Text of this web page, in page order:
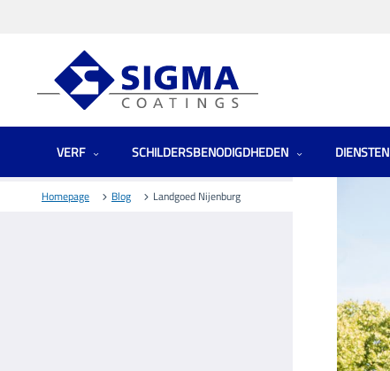
VERF SCHILDERSBENODIGDHEDEN DIENSTEN
Homepage Blog Landgoed Nijenburg